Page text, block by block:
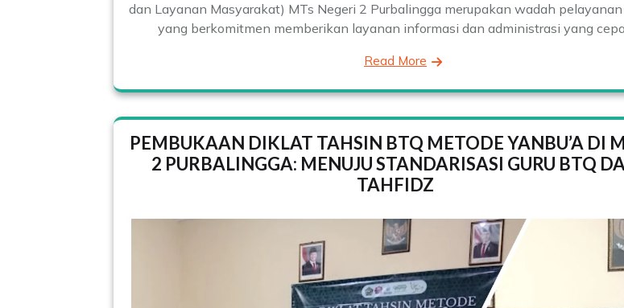
dan Layanan Masyarakat) MTs Negeri 2 Purbalingga merupakan wadah
yang berkomitmen memberikan layanan informasi dan administrasi yang
Read More
PEMBUKAAN DIKLAT TAHSIN BTQ METODE YANBU’A DI
2 PURBALINGGA: MENUJU STANDARISASI GURU BTQ
TAHFIDZ